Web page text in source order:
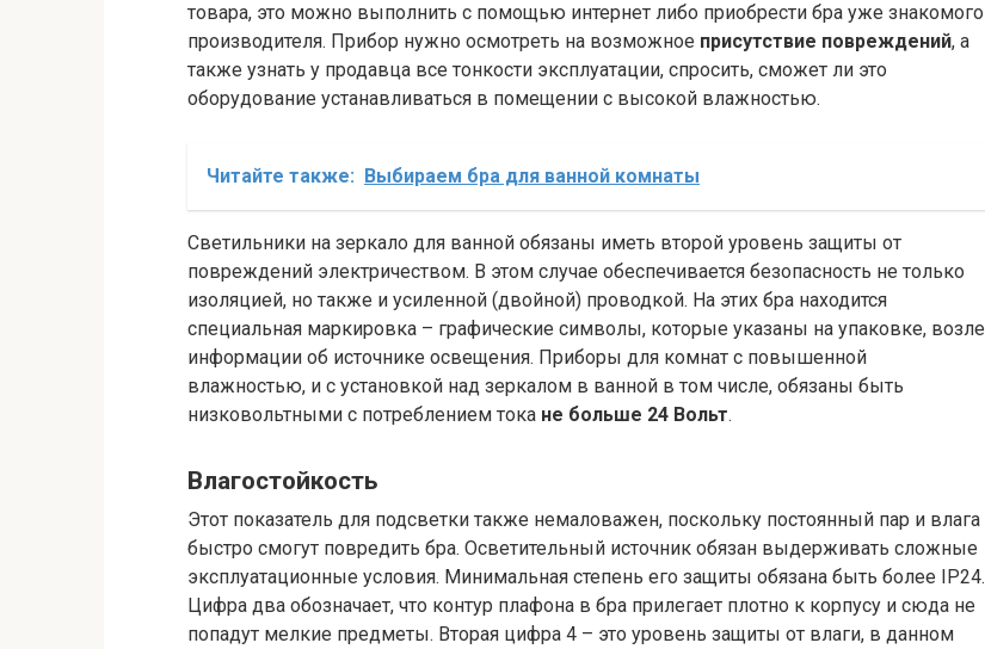
товара, это можно выполнить с помощью интернет либо приобрести бра уже знакомого
производителя. Прибор нужно осмотреть на возможное присутствие повреждений, а
также узнать у продавца все тонкости эксплуатации, спросить, сможет ли это
оборудование устанавливаться в помещении с высокой влажностью.
Читайте также: Выбираем бра для ванной комнаты
Светильники на зеркало для ванной обязаны иметь второй уровень защиты от
повреждений электричеством. В этом случае обеспечивается безопасность не только
изоляцией, но также и усиленной (двойной) проводкой. На этих бра находится
специальная маркировка – графические символы, которые указаны на упаковке, возле
информации об источнике освещения. Приборы для комнат с повышенной
влажностью, и с установкой над зеркалом в ванной в том числе, обязаны быть
низковольтными с потреблением тока не больше 24 Вольт.
Влагостойкость
Этот показатель для подсветки также немаловажен, поскольку постоянный пар и влага
быстро смогут повредить бра. Осветительный источник обязан выдерживать сложные
эксплуатационные условия. Минимальная степень его защиты обязана быть более IP24.
Цифра два обозначает, что контур плафона в бра прилегает плотно к корпусу и сюда не
попадут мелкие предметы. Вторая цифра 4 – это уровень защиты от влаги, в данном